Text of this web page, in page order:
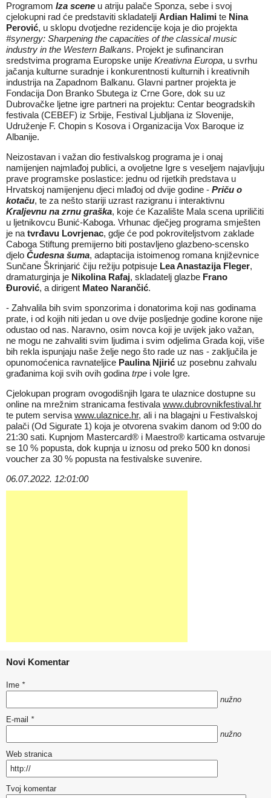
Programom Iza scene u atriju palače Sponza, sebe i svoj
cjelokupni rad će predstaviti skladatelji Ardian Halimi te Nina
Perović, u sklopu dvotjedne rezidencije koja je dio projekta
#synergy: Sharpening the capacities of the classical music
industry in the Western Balkans. Projekt je sufinanciran
sredstvima programa Europske unije Kreativna Europa, u svrhu
jačanja kulturne suradnje i konkurentnosti kulturnih i kreativnih
industrija na Zapadnom Balkanu. Glavni partner projekta je
Fondacija Don Branko Sbutega iz Crne Gore, dok su uz
Dubrovačke ljetne igre partneri na projektu: Centar beogradskih
festivala (CEBEF) iz Srbije, Festival Ljubljana iz Slovenije,
Udruženje F. Chopin s Kosova i Organizacija Vox Baroque iz
Albanije.
Neizostavan i važan dio festivalskog programa je i onaj
namijenjen najmlađoj publici, a ovoljetne Igre s veseljem najavljuju
prave programske poslastice: jednu od rijetkih predstava u
Hrvatskoj namijenjenu djeci mlađoj od dvije godine - Priču o
kotaču, te za nešto stariji uzrast razigranu i interaktivnu
Kraljevnu na zrnu graška, koje će Kazalište Mala scena upriličiti
u ljetnikovcu Bunić-Kaboga. Vrhunac dječjeg programa smješten
je na tvrđavu Lovrjenac, gdje će pod pokroviteljstvom zaklade
Caboga Stiftung premijerno biti postavljeno glazbeno-scensko
djelo Čudesna šuma, adaptacija istoimenog romana književnice
Sunčane Škrinjarić čiju režiju potpisuje Lea Anastazija Fleger,
dramaturginja je Nikolina Rafaj, skladatelj glazbe Frano
Đurović, a dirigent Mateo Narančić.
- Zahvalila bih svim sponzorima i donatorima koji nas godinama
prate, i od kojih niti jedan u ove dvije posljednje godine korone nije
odustao od nas. Naravno, osim novca koji je uvijek jako važan,
ne mogu ne zahvaliti svim ljudima i svim odjelima Grada koji, više
bih rekla ispunjaju naše želje nego što rade uz nas - zaključila je
opunomoćenica ravnateljice Paulina Njirić uz posebnu zahvalu
građanima koji svih ovih godina trpe i vole Igre.
Cjelokupan program ovogodišnjih Igara te ulaznice dostupne su
online na mrežnim stranicama festivala www.dubrovnikfestival.hr
te putem servisa www.ulaznice.hr, ali i na blagajni u Festivalskoj
palači (Od Sigurate 1) koja je otvorena svakim danom od 9:00 do
21:30 sati. Kupnjom Mastercard® i Maestro® karticama ostvaruje
se 10 % popusta, dok kupnja u iznosu od preko 500 kn donosi
voucher za 30 % popusta na festivalske suvenire.
06.07.2022. 12:01:00
Novi Komentar
Ime *
nužno
E-mail *
nužno
Web stranica
Tvoj komentar